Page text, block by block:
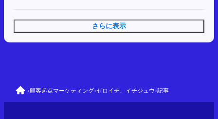
さらに表示
›顧客起点マーケティング›ゼロイチ、イチジュウ›記事